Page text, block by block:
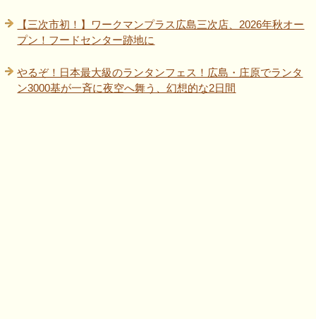
【三次市初！】ワークマンプラス広島三次店、2026年秋オー
プン！フードセンター跡地に
やるぞ！日本最大級のランタンフェス！広島・庄原でランタ
ン3000基が一斉に夜空へ舞う、幻想的な2日間